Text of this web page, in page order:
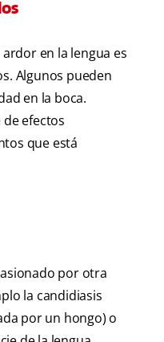
en la lengua es
Algunos pueden
en la boca.
efectos
que está
por otra
la candidiasis
por un hongo) o